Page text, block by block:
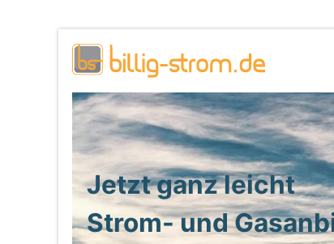
Jetzt ganz leicht
Strom- und